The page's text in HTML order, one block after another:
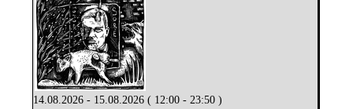
14.08.2026 - 15.08.2026 ( 12:00 - 23:50 )